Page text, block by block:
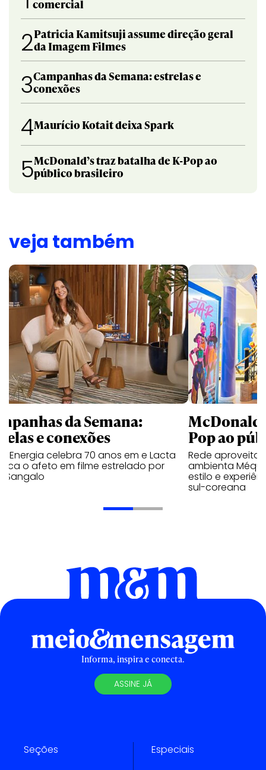
comercial
2Patricia Kamitsuji assume direção geral
da Imagem Filmes
3Campanhas da Semana: estrelas e
conexões
4Maurício Kotait deixa Spark
5McDonald’s traz batalha de K-Pop ao
público brasileiro
veja também
da Semana:
e conexões
Energia celebra 70 anos em e Lacta
o afeto em filme estrelado por
Sangalo
Pop ao
Rede aproveita
ambienta Méqui
estilo e
sul-coreana
Informa, inspira e conecta.
ASSINE JÁ
Seções Especiais